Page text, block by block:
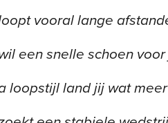
vooral lange
een snelle schoen
loopstijl land jij wat